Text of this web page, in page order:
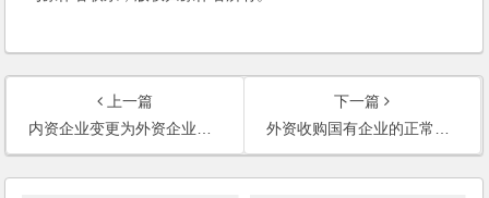
上一篇
内资企业变更为外资企业，需要办理哪些手续？外国人担任企业的法人代表，需要办理哪些证件？
下一篇
外资收购国有企业的正常程序？国内私营企业收购国有企业的正常程序？